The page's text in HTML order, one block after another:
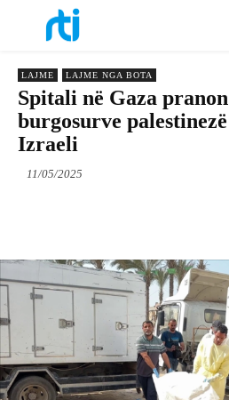
LAJME LAJME NGA BOTA
Spitali në Gaza
burgosurve
Izraeli
11/05/2025